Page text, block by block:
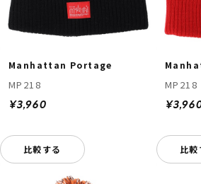
Manhattan Portage
MP218
¥3,960
比較する
MP218
比較